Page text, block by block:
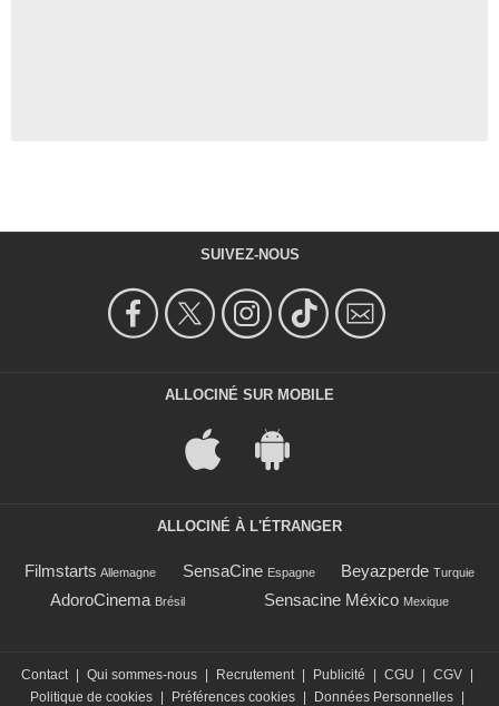
SUIVEZ-NOUS
ALLOCINÉ SUR MOBILE
ALLOCINÉ À L'ÉTRANGER
Filmstarts Allemagne SensaCine Espagne Beyazperde Turquie
AdoroCinema Brésil Sensacine México Mexique
Contact Qui sommes-nous Recrutement Publicité CGU CGV
Politique de cookies
Préférences cookies Données Personnelles